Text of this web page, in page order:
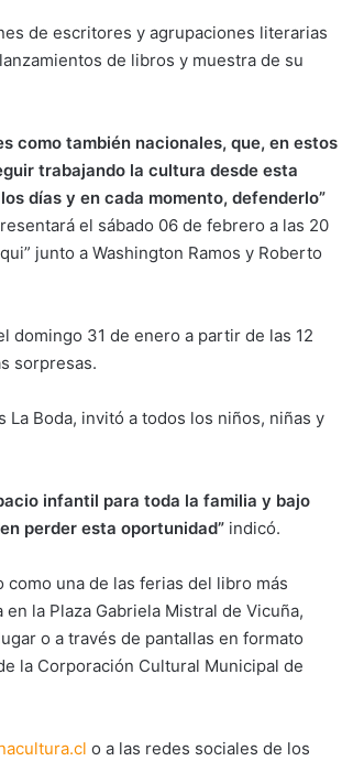
de escritores y agrupaciones literarias
de libros y muestra de su
como también nacionales, que, en estos
trabajando la cultura desde esta
días y en cada momento, defenderlo”
el sábado 06 de febrero a las 20
junto a Washington Ramos y Roberto
domingo 31 de enero a partir de las 12
sorpresas.
Boda, invitó a todos los niños, niñas y
infantil para toda la familia y bajo
perder esta oportunidad” indicó.
una de las ferias del libro más
la Plaza Gabriela Mistral de Vicuña,
o a través de pantallas en formato
la Corporación Cultural Municipal de
o a las redes sociales de los